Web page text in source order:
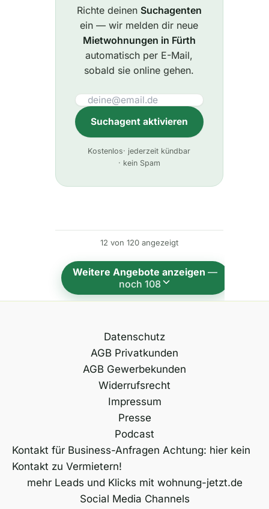
Richte deinen Suchagenten
ein — wir melden dir neue
Mietwohnungen in Fürth
automatisch per E-Mail,
sobald sie online gehen.
Suchagent aktivieren
l
a
t
i
Kostenlos· jederzeit kündbar
· kein Spam
12 von 120 angezeigt
Weitere Angebote anzeigen—
noch 108
Datenschutz
AGB Privatkunden
AGB Gewerbekunden
Widerrufsrecht
Impressum
Presse
Podcast
Kontakt für Business-Anfragen Achtung: hier kein
Kontakt zu Vermietern!
mehr Leads und Klicks mit wohnung-jetzt.de
Social Media Channels